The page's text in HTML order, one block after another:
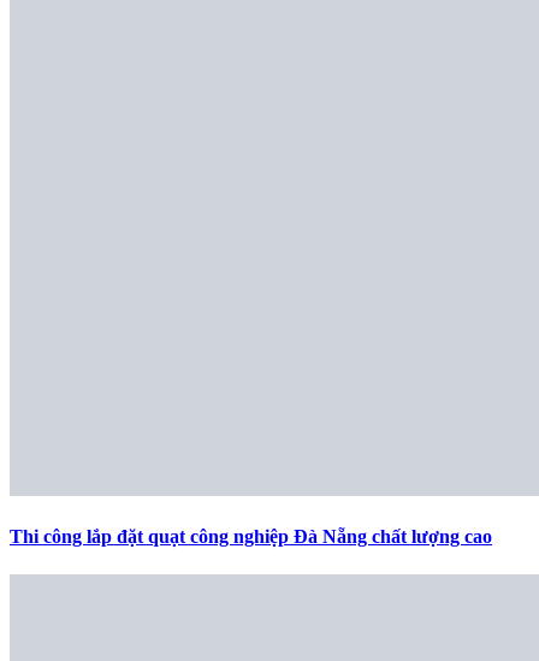
Thi công lắp đặt quạt công nghiệp Đà Nẵng chất lượng cao